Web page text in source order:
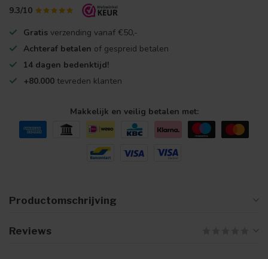
9.3/10
Gratis verzending vanaf €50,-
Achteraf betalen of gespreid betalen
14 dagen bedenktijd!
+80.000 tevreden klanten
Makkelijk en veilig betalen met:
Productomschrijving
Reviews